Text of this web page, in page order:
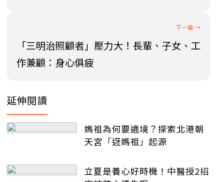
「三明治照顧者」壓力大！長輩、子女、工
作兼顧：身心俱疲
延伸閱讀
媽祖為何要遶境？探索北港朝
天宮「迓媽祖」起源
立夏是養心好時機！中醫授2招